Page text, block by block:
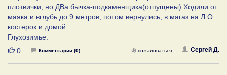
плотвички, но ДВа бычка-подкаменщика(отпущены).Ходили от
маяка и вглубь до 9 метров, потом вернулись, в магаз на Л.О
костерок и домой.
Глухозимье.
Нравится
0 Комментарии (0) Сергей Д.
пожаловаться